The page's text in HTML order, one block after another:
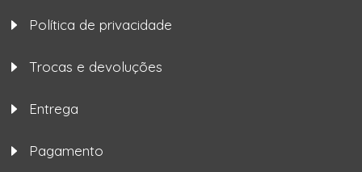
Política de privacidade
Trocas e devoluções
Entrega
Pagamento